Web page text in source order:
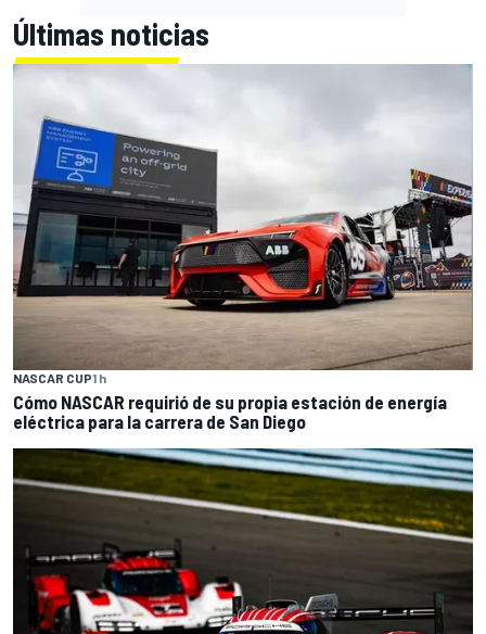
Últimas noticias
NASCAR CUP1 h
Cómo NASCAR requirió de su propia estación de energía
eléctrica para la carrera de San Diego